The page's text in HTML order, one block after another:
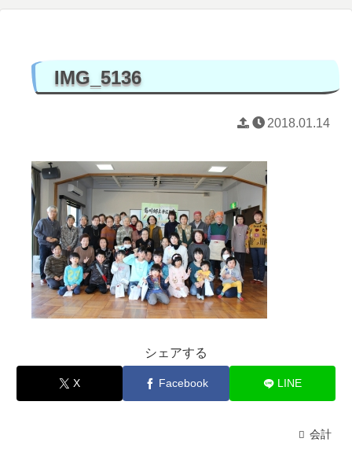
IMG_5136
2018.01.14
シェアする
X Facebook LINE
会計